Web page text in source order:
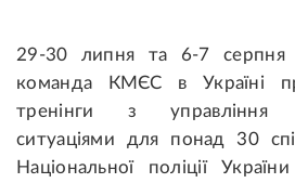
29-30 липня та 6-7 серпня
команда КМЄС в Україні
тренінги з управління
ситуаціями для понад 30
Національної поліції